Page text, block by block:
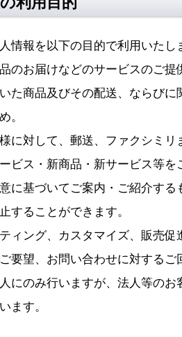
情報を以下の目的で利用いたし
のお届けなどのサービスのご提
た商品及びその配送、ならび
。
に対して、郵送、ファクシミ
ビス・新商品・新サービス等
に基づいてご案内・ご紹介す
することができます。
ィング、カスタマイズ、販売促
要望、お問い合わせに対する
にのみ行いますが、法人等の
ます。